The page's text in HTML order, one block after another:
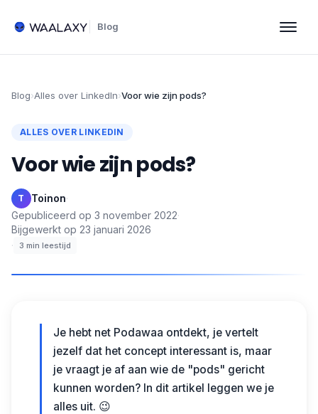
Blog
Blog›Alles over LinkedIn›Voor wie zijn pods?
ALLES OVER LINKEDIN
Voor wie zijn pods?
T Toinon·
Gepubliceerd op 3 november 2022·
Bijgewerkt op 23 januari 2026
·
3 min leestijd
Je hebt net Podawaa ontdekt, je vertelt
jezelf dat het concept interessant is, maar
je vraagt je af aan wie de "pods" gericht
kunnen worden? In dit artikel leggen we je
alles uit. 😉